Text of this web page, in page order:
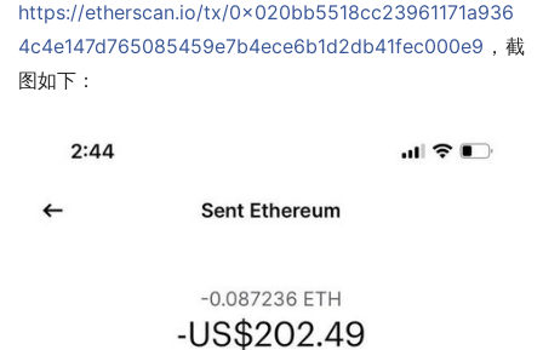
https://etherscan.io/tx/0x020bb5518cc23961171a936
4c4e147d765085459e7b4ece6b1d2db41fec000e9 ，截
图如下：